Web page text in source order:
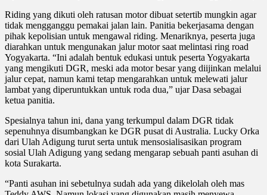
Riding yang dikuti oleh ratusan motor dibuat setertib mungkin agar
tidak mengganggu pemakai jalan lain. Panitia bekerjasama dengan
pihak kepolisian untuk mengawal riding. Menariknya, peserta juga
diarahkan untuk mengunakan jalur motor saat melintasi ring road
Yogyakarta. “Ini adalah bentuk edukasi untuk peserta Yogyakarta
yang mengikuti DGR, meski ada motor besar yang diijinkan melalui
jalur cepat, namun kami tetap mengarahkan untuk melewati jalur
lambat yang diperuntukkan untuk roda dua,” ujar Dasa sebagai
ketua panitia.
Spesialnya tahun ini, dana yang terkumpul dalam DGR tidak
sepenuhnya disumbangkan ke DGR pusat di Australia. Lucky Orka
dari Ulah Adigung turut serta untuk mensosialisasikan program
sosial Ulah Adigung yang sedang mengarap sebuah panti asuhan di
kota Surakarta.
“Panti asuhan ini sebetulnya sudah ada yang dikelolah oleh mas